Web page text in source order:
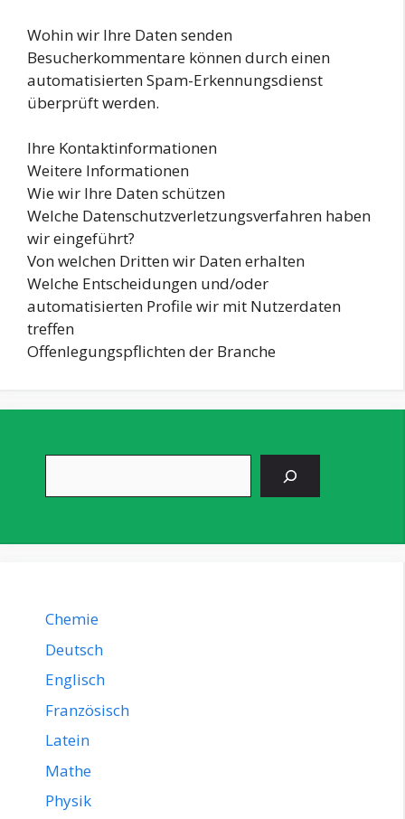
Wohin wir Ihre Daten senden
Besucherkommentare können durch einen
automatisierten Spam-Erkennungsdienst
überprüft werden.
Ihre Kontaktinformationen
Weitere Informationen
Wie wir Ihre Daten schützen
Welche Datenschutzverletzungsverfahren haben
wir eingeführt?
Von welchen Dritten wir Daten erhalten
Welche Entscheidungen und/oder
automatisierten Profile wir mit Nutzerdaten
treffen
Offenlegungspflichten der Branche
Chemie
Deutsch
Englisch
Französisch
Latein
Mathe
Physik